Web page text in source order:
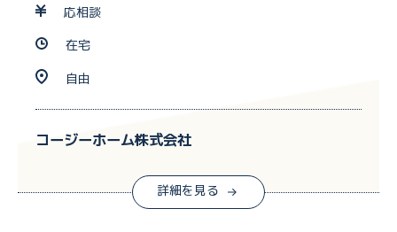
応相談
在宅
自由
コージーホーム株式会社
詳細を見る